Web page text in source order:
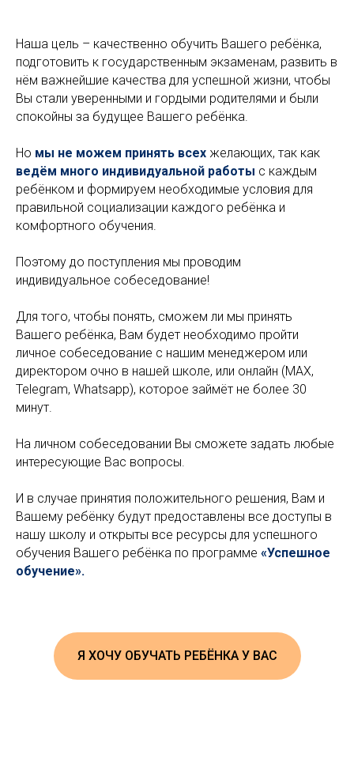
Наша цель – качественно обучить Вашего ребёнка,
подготовить к государственным экзаменам, развить в
нём важнейшие качества для успешной жизни, чтобы
Вы стали уверенными и гордыми родителями и были
спокойны за будущее Вашего ребёнка.
Но мы не можем принять всех желающих, так как
ведём много индивидуальной работы с каждым
ребёнком и формируем необходимые условия для
правильной социализации каждого ребёнка и
комфортного обучения.
Поэтому до поступления мы проводим
индивидуальное собеседование!
Для того, чтобы понять, сможем ли мы принять
Вашего ребёнка, Вам будет необходимо пройти
личное собеседование с нашим менеджером или
директором очно в нашей школе, или онлайн (MAX,
Telegram, Whatsapp), которое займёт не более 30
минут.
На личном собеседовании Вы сможете задать любые
интересующие Вас вопросы.
И в случае принятия положительного решения, Вам и
Вашему ребёнку будут предоставлены все доступы в
нашу школу и открыты все ресурсы для успешного
обучения Вашего ребёнка по программе «Успешное
обучение».
Я ХОЧУ ОБУЧАТЬ РЕБЁНКА У ВАС